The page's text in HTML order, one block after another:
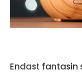
Endast fantasin